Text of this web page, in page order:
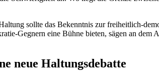
sollte das Bekenntnis zur freiheitlich-
Gegnern eine Bühne bieten, sägen an
neue Haltungsdebatte